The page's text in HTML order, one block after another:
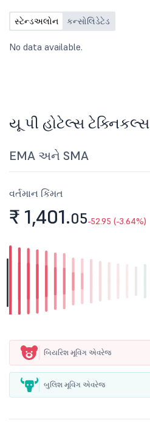
કરેલા ફાઇનાન્શિયલ પરિણામોને ધ્યાનમાં
લેવા અને મંજૂરી આપવા માટે આયોજિત
સ્ટેન્ડઅલોન કન્સોલિડેટેડ
No data available.
યૂ પી હોટેલ્સ ટેક્નિકલ્સ
EMA અને SMA
વર્તમાન કિંમત
₹ 1,401.05-52.95 (-3.64%)
બિયરિશ મૂવિંગ એવરેજ
બુલિશ મૂવિંગ એવરેજ